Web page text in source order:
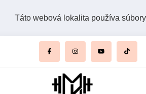
Táto webová lokalita používa